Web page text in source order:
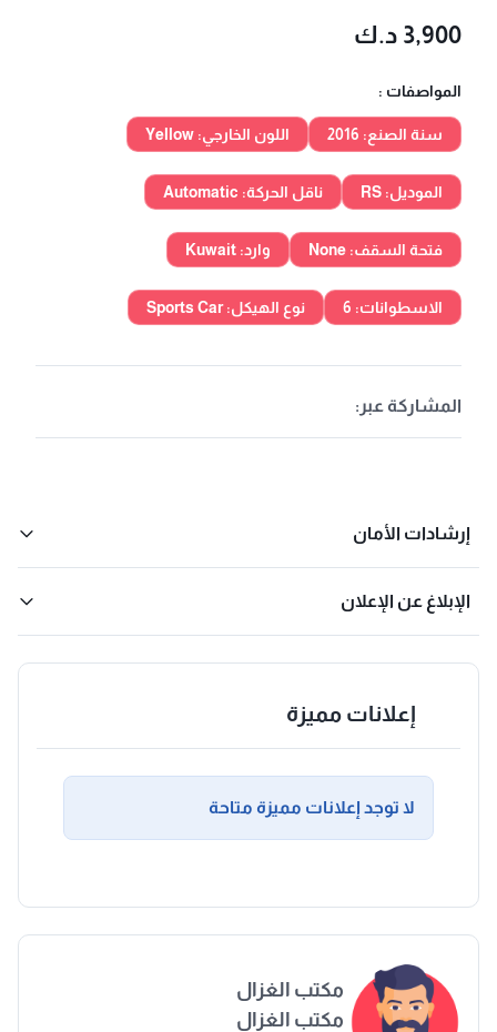
3,900 د.ك
المواصفات :
سنة الصنع: 2016 اللون الخارجي: Yellow
الموديل: RS ناقل الحركة: Automatic
فتحة السقف: None وارد: Kuwait
الاسطوانات: 6 نوع الهيكل: Sports Car
المشاركة عبر:
إرشادات الأمان
الإبلاغ عن الإعلان
إعلانات مميزة
لا توجد إعلانات مميزة متاحة
مكتب الغزال
مكتب الغزال